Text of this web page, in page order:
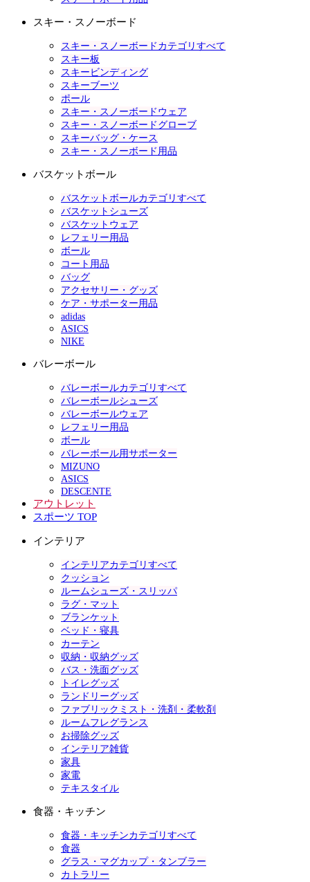
スキー・スノーボード
スキー・スノーボードカテゴリすべて
スキー板
スキービンディング
スキーブーツ
ポール
スキー・スノーボードウェア
スキー・スノーボードグローブ
スキーバッグ・ケース
スキー・スノーボード用品
バスケットボール
バスケットボールカテゴリすべて
バスケットシューズ
バスケットウェア
レフェリー用品
ボール
コート用品
バッグ
アクセサリー・グッズ
ケア・サポーター用品
adidas
ASICS
NIKE
バレーボール
バレーボールカテゴリすべて
バレーボールシューズ
バレーボールウェア
レフェリー用品
ボール
バレーボール用サポーター
MIZUNO
ASICS
DESCENTE
アウトレット
スポーツ TOP
インテリア
インテリアカテゴリすべて
クッション
ルームシューズ・スリッパ
ラグ・マット
ブランケット
ベッド・寝具
カーテン
収納・収納グッズ
バス・洗面グッズ
トイレグッズ
ランドリーグッズ
ファブリックミスト・洗剤・柔軟剤
ルームフレグランス
お掃除グッズ
インテリア雑貨
家具
家電
テキスタイル
食器・キッチン
食器・キッチンカテゴリすべて
食器
グラス・マグカップ・タンブラー
カトラリー